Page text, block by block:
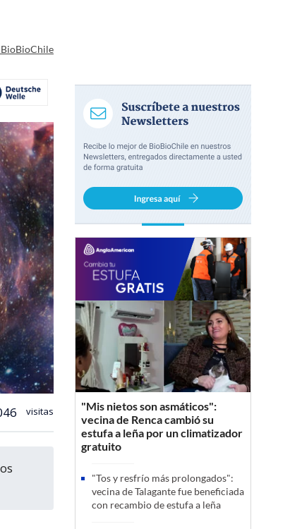
visitas
"Mis nietos son asmáticos":
vecina de Renca cambió su
estufa a leña por un climatizador
gratuito
"Tos y resfrío más prolongados":
vecina de Talagante fue beneficiada
con recambio de estufa a leña